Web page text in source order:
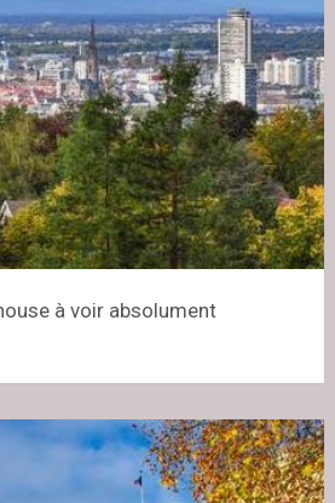
à voir absolument